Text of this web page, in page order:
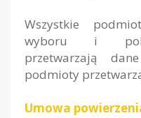
Wszystkie
wyboru i
przetwarzają
podmioty
Umowa